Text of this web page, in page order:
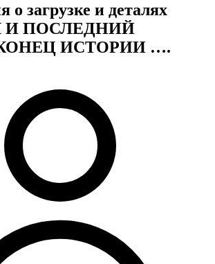
загрузке и деталях
И ПОСЛЕДНИЙ
ИСТОРИИ ….